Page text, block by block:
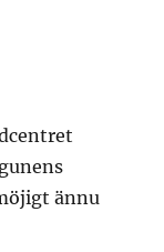
ännu